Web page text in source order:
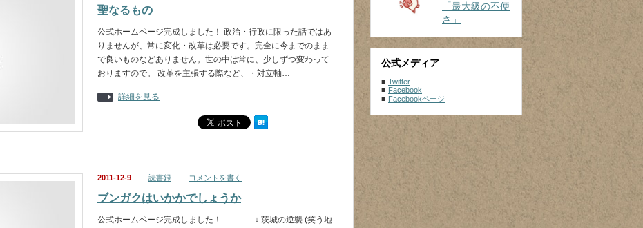
聖なるもの
公式ホームページ完成しました！ 政治・行政に限った話ではあ
りませんが、常に変化・改革は必要です。完全に今までのまま
で良いものなどありません。世の中は常に、少しずつ変わって
おりますので。 改革を主張する際など、・対立軸…
詳細を見る
2011-12-9 読書録 コメントを書く
ブンガクはいかかでしょうか
公式ホームページ完成しました！ ↓ 茨城の逆襲 (笑う地
「最大級の不便
さ」
公式メディア
■ Twitter
■ Facebook
■ Facebookページ